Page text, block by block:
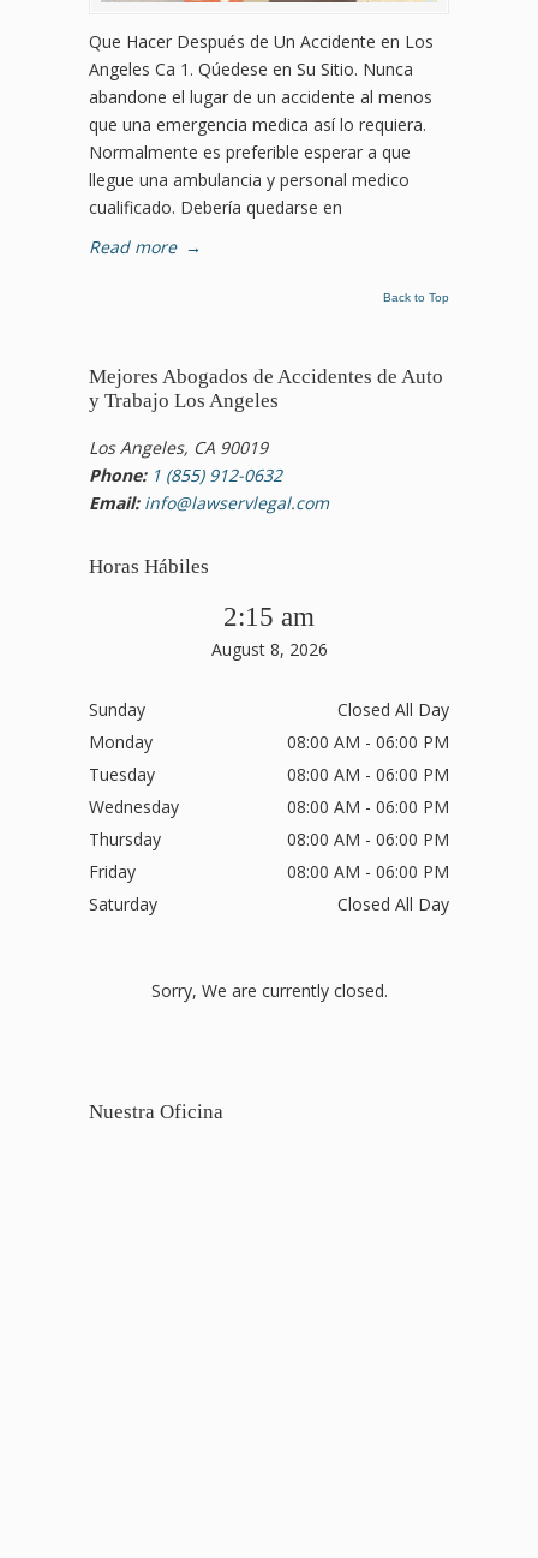
Que Hacer Después de Un Accidente en Los
Angeles Ca 1. Qúedese en Su Sitio. Nunca
abandone el lugar de un accidente al menos
que una emergencia medica así lo requiera.
Normalmente es preferible esperar a que
llegue una ambulancia y personal medico
cualificado. Debería quedarse en
Read more →
Back to Top
Mejores Abogados de Accidentes de Auto
y Trabajo Los Angeles
Los Angeles, CA 90019
Phone: 1 (855) 912-0632
Email: info@lawservlegal.com
Horas Hábiles
2:15 am
August 8, 2026
Sunday
Closed All Day
Monday
08:00 AM - 06:00 PM
Tuesday
08:00 AM - 06:00 PM
Wednesday
08:00 AM - 06:00 PM
Thursday
08:00 AM - 06:00 PM
Friday
08:00 AM - 06:00 PM
Saturday
Closed All Day
Sorry, We are currently closed.
Nuestra Oficina